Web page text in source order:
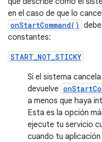
en el caso de que lo
onStartCommand()
constantes:
START_NOT_STICKY
Si el sistema
devuelve
a menos que haya
Esta es la opción
ejecute tu servicio
cuando tu